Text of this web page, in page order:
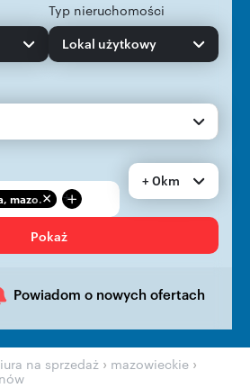
Typ nieruchomości
Lokal użytkowy
mazo... +
+ 0km
Pokaż
Powiadom o nowych ofertach
na sprzedaż › mazowieckie ›